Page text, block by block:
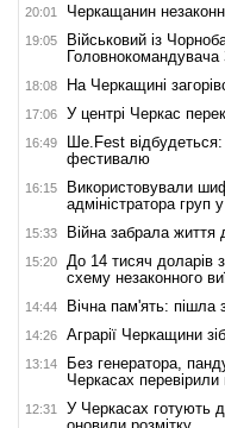
20:01 Черкащанин
19:05
Військовий із
18:08 На Черкащині
17:06 У центрі Черкас
16:49
Ше.Fest
фестивалю
16:15
Використовували
адміністратора груп
15:33 Війна забрала життя
15:20
До 14 тисяч доларів
схему незаконного
14:44 Вічна пам'ять: пішла
14:26 Аграрії Черкащини
13:14
Без генератора,
Черкасах
12:31
У Черкасах готують